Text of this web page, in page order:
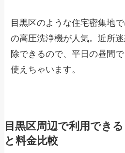
目黒区のような住宅密集地
の高圧洗浄機が人気。近所
除できるので、平日の昼間
使えちゃいます。
目黒区周辺で利用でき
と料金比較